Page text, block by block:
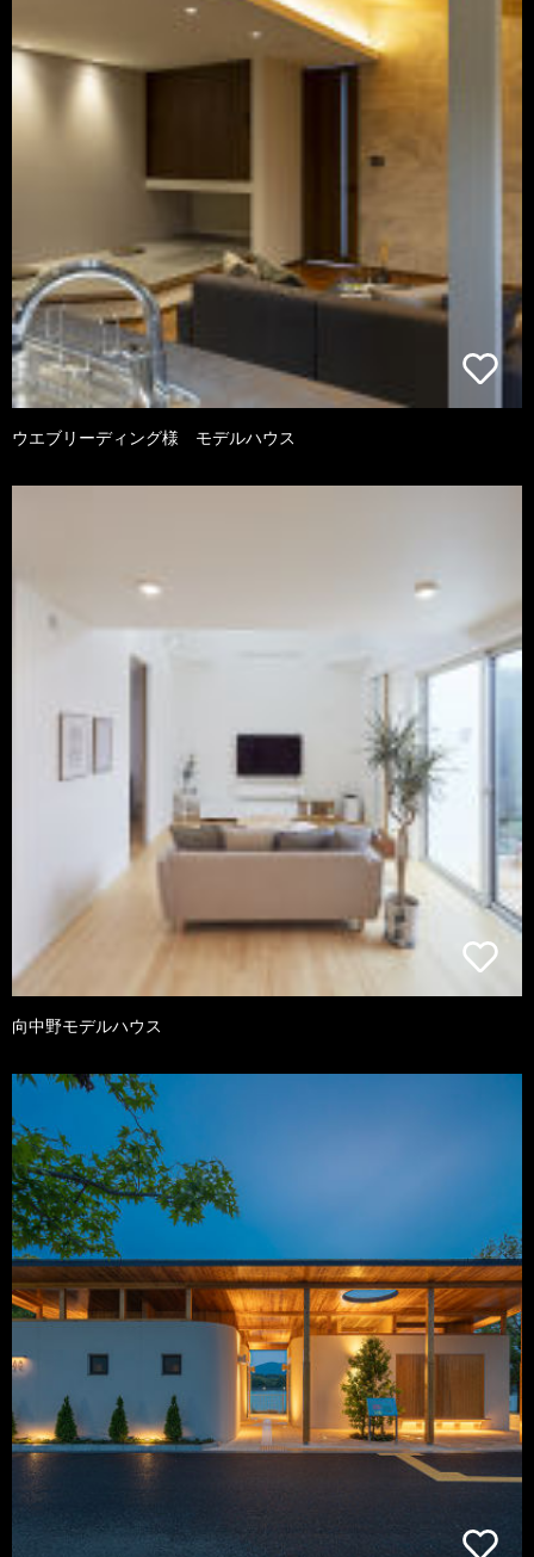
ウエブリーディング様 モデルハウス
向中野モデルハウス